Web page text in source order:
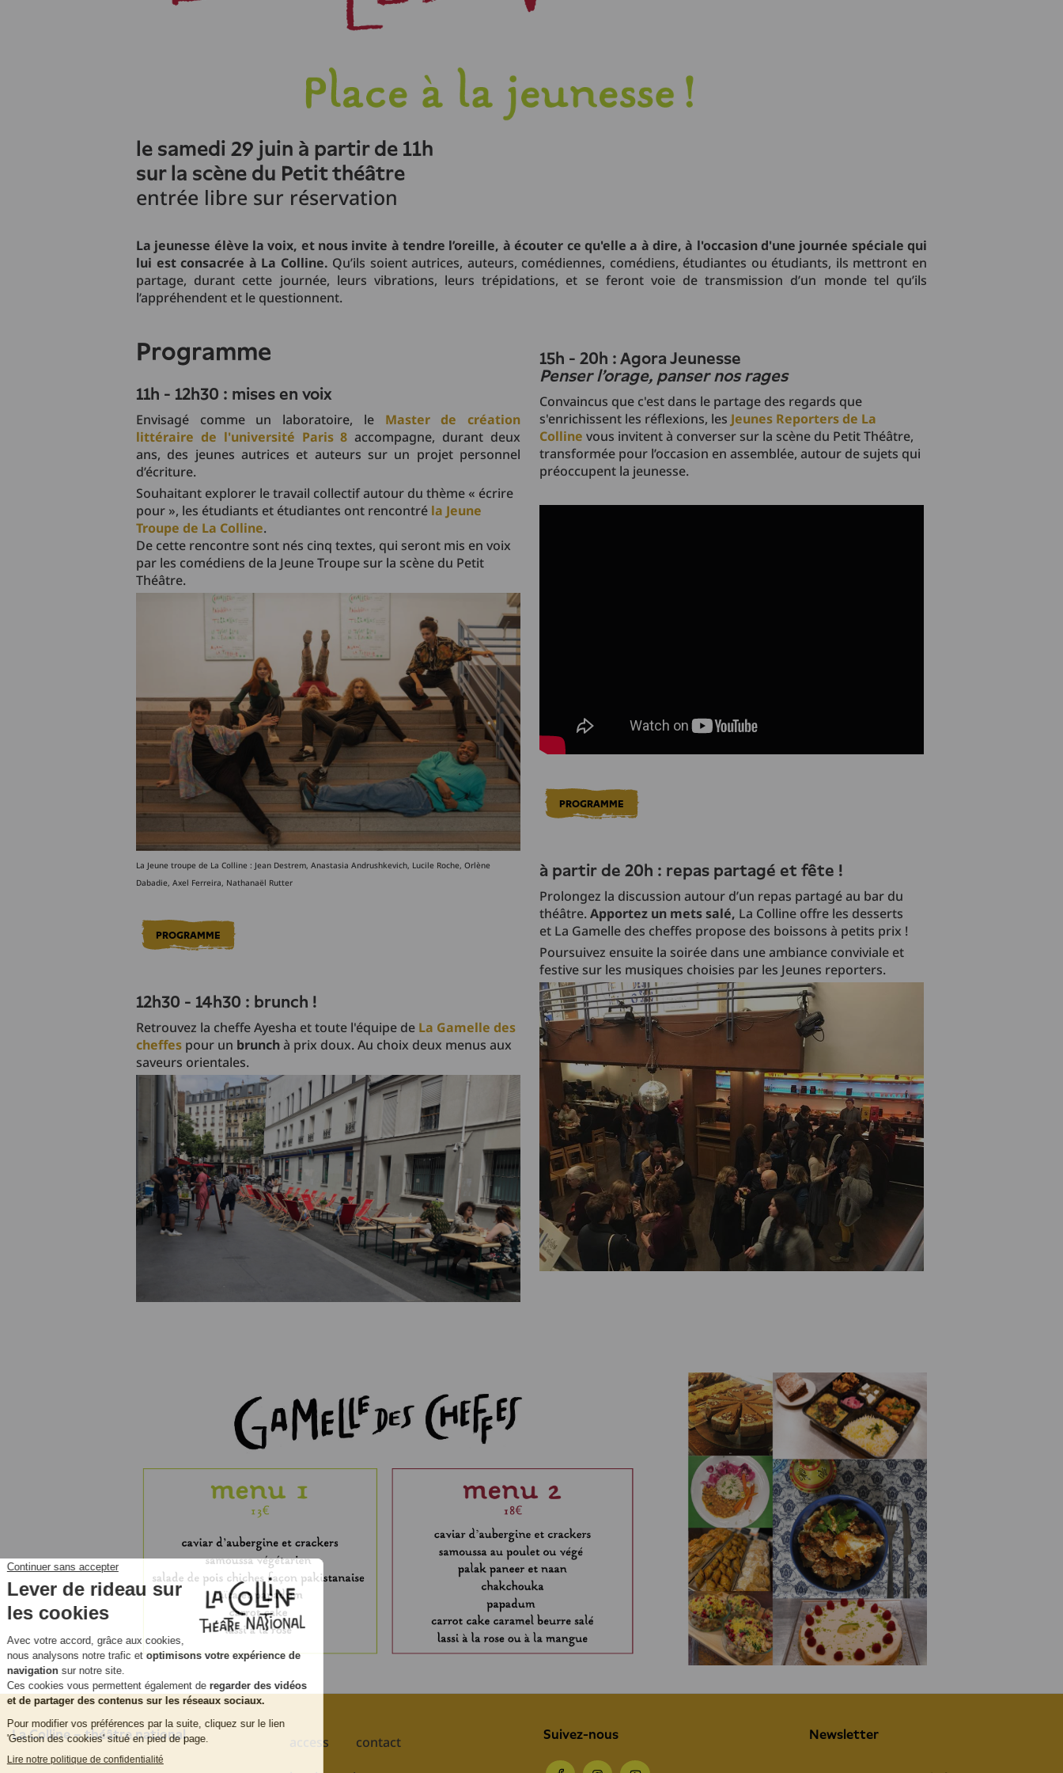
le samedi 29 juin à partir de 11h
sur la scène du Petit théâtre
entrée libre sur réservation
La jeunesse élève la voix, et nous invite à tendre l’oreille, à écouter ce qu'elle a à dire, à l'occasion d'une journée spéciale qui
lui est consacrée à La Colline. Qu’ils soient autrices, auteurs, comédiennes, comédiens, étudiantes ou étudiants, ils mettront en
partage, durant cette journée, leurs vibrations, leurs trépidations, et se feront voie de transmission d’un monde tel qu’ils
l’appréhendent et le questionnent.
programme
11h - 12h30 : mises en voix
Envisagé comme un laboratoire, le Master de création
littéraire de l'université Paris 8 accompagne, durant deux
ans, des jeunes autrices et auteurs sur un projet personnel
d’écriture.
Souhaitant explorer le travail collectif autour du thème « écrire
pour », les étudiants et étudiantes ont rencontré la Jeune
Troupe de La Colline.
De cette rencontre sont nés cinq textes, qui seront mis en voix
par les comédiens de la Jeune Troupe sur la scène du Petit
Théâtre.
La Jeune troupe de La Colline : Jean Destrem, Anastasia Andrushkevich, Lucile Roche, Orlène
Dabadie, Axel Ferreira, Nathanaël Rutter
PROGRAMME
12h30 - 14h30 : brunch !
Retrouvez la cheffe Ayesha et toute l'équipe de La Gamelle des
cheffes pour un brunchà prix doux. Au choix deux menus aux
saveurs orientales.
15h - 20h : Agora Jeunesse
Penser l'orage, panser nos rages
Convaincus que c'est dans le partage des regards que
s'enrichissent les réflexions, les Jeunes Reporters de La
Colline vous invitent à converser sur la scène du Petit Théâtre,
transformée pour l’occasion en assemblée, autour de sujets qui
préoccupent la jeunesse.
PROGRAMME
à partir de 20h : repas partagé et fête !
Prolongez la discussion autour d’un repas partagé au bar du
théâtre. Apportez un mets salé, La Colline offre les desserts
et La Gamelle des cheffes propose des boissons à petits prix !
Poursuivez ensuite la soirée dans une ambiance conviviale et
festive sur les musiques choisies par les Jeunes reporters.
La Colline – théâtre national access
contact
Suivez-nous Newsletter